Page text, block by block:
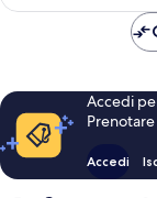
Accedi
Accedi